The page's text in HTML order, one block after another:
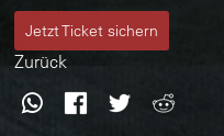
Jetzt Ticket sichern
Zurück
WhatsAppFacebook
Twitter